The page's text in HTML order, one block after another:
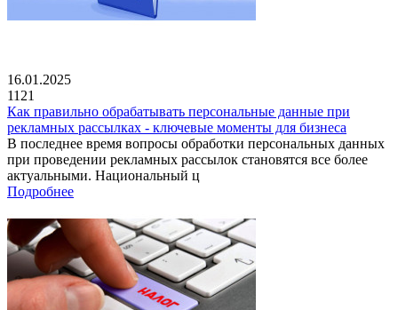
16.01.2025
1121
Как правильно обрабатывать персональные данные при
рекламных рассылках - ключевые моменты для бизнеса
В последнее время вопросы обработки персональных данных
при проведении рекламных рассылок становятся все более
актуальными. Национальный ц
Подробнее